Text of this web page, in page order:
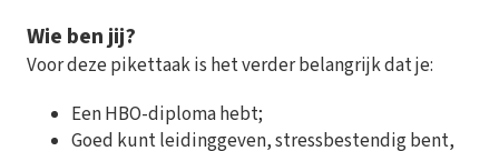
Wie ben jij?
Voor deze pikettaak is het verder belangrijk dat je:
Een HBO-diploma hebt;
Goed kunt leidinggeven, stressbestendig bent,